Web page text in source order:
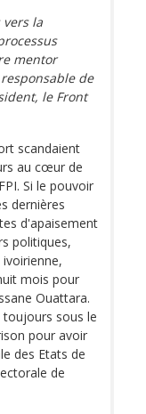
vers la
mentor
de
le Front
scandaient
au cœur de
Si le pouvoir
dernières
d'apaisement
politiques,
mois pour
Ouattara.
toujours sous le
pour avoir
des Etats de
de